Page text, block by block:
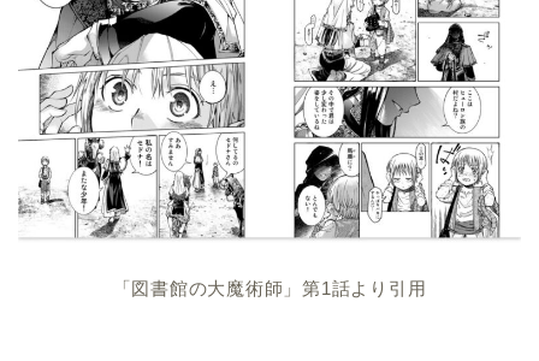
「図書館の大魔術師」第1話より引用